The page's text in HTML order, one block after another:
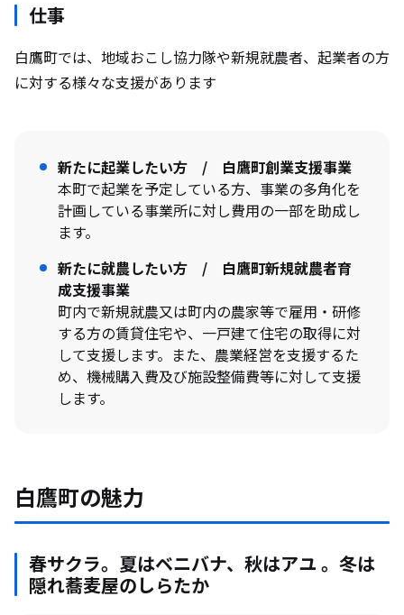
仕事
白鷹町では、地域おこし協力隊や新規就農者、起業者の方
に対する様々な支援があります
新たに起業したい方 / 白鷹町創業支援事業
本町で起業を予定している方、事業の多角化を
計画している事業所に対し費用の一部を助成し
ます。
新たに就農したい方 / 白鷹町新規就農者育
成支援事業
町内で新規就農又は町内の農家等で雇用・研修
する方の賃貸住宅や、一戸建て住宅の取得に対
して支援します。また、農業経営を支援するた
め、機械購入費及び施設整備費等に対して支援
します。
白鷹町の魅力
春サクラ。夏はベニバナ、秋はアユ 。冬は
隠れ蕎麦屋のしらたか